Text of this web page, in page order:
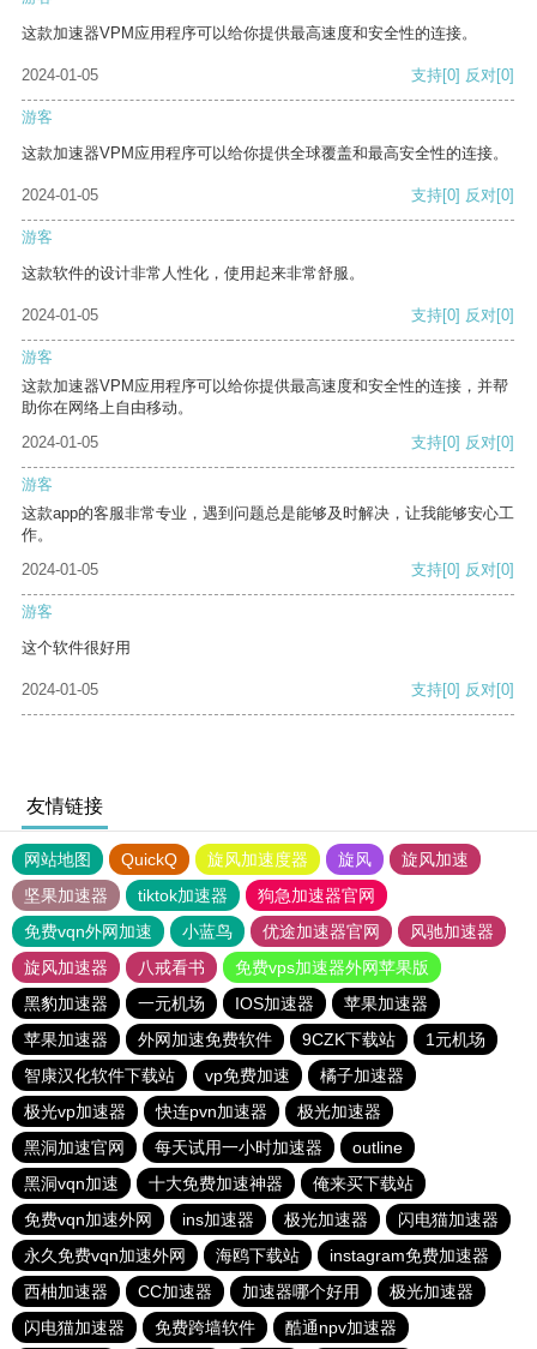
这款加速器VPM应用程序可以给你提供最高速度和安全性的连接。
2024-01-05 支持[0] 反对[0]
游客
这款加速器VPM应用程序可以给你提供全球覆盖和最高安全性的连接。
2024-01-05 支持[0] 反对[0]
游客
这款软件的设计非常人性化，使用起来非常舒服。
2024-01-05 支持[0] 反对[0]
游客
这款加速器VPM应用程序可以给你提供最高速度和安全性的连接，并帮
助你在网络上自由移动。
2024-01-05
支持[0] 反对[0]
游客
这款app的客服非常专业，遇到问题总是能够及时解决，让我能够安心工
作。
2024-01-05
支持[0] 反对[0]
游客
这个软件很好用
2024-01-05 支持[0] 反对[0]
友情链接
网站地图 QuickQ 旋风加速度器 旋风
旋风加速
坚果加速器
tiktok加速器
狗急加速器官网
免费vqn外网加速
小蓝鸟 优途加速器官网
风驰加速器
旋风加速器
八戒看书
免费vps加速器外网苹果版
黑豹加速器
一元机场 IOS加速器
苹果加速器
苹果加速器
外网加速免费软件 9CZK下载站
1元机场
智康汉化软件下载站
vp免费加速
橘子加速器
极光vp加速器
快连pvn加速器
极光加速器
黑洞加速官网
每天试用一小时加速器
outline
黑洞vqn加速
十大免费加速神器
俺来买下载站
免费vqn加速外网
ins加速器 极光加速器
闪电猫加速器
永久免费vqn加速外网
海鸥下载站
instagram免费加速器
西柚加速器
CC加速器 加速器哪个好用
极光加速器
闪电猫加速器
免费跨墙软件 酷通npv加速器